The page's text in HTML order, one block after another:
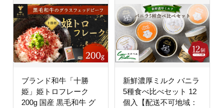
ブランド和牛「十勝
姫」姫トロフレーク
200g 国産 黒毛和牛 グ
新鮮濃厚ミルク バニラ
5種食べ比べセット 12
個入【配送不可地域：